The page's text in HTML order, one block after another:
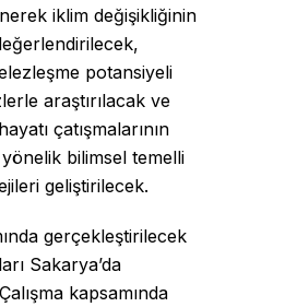
iklim değişikliğinin
potansiyeli
araştırılacak ve
çatışmalarının
yönelik bilimsel temelli
geliştirilecek.
gerçekleştirilecek
Sakarya’da
kapsamında